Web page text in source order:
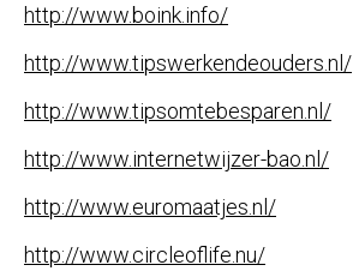
http://www.boink.info/
http://www.tipswerkendeouders.nl/
http://www.tipsomtebesparen.nl/
http://www.internetwijzer-bao.nl/
http://www.euromaatjes.nl/
http://www.circleoflife.nu/